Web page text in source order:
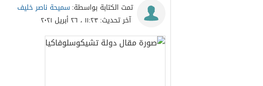
تمت الكتابة بواسطة:سميحة ناصر خليف
آخر تحديث:١١:٢٣ ، ٢٦ أبريل ٢٠٢١